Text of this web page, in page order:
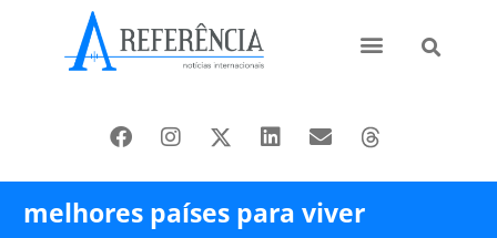
melhores países para viver